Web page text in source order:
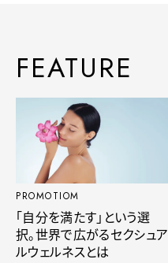
FEATURE
PROMOTIOM
「自分を満たす」という選
択。世界で広がるセクシュア
ルウェルネスとは